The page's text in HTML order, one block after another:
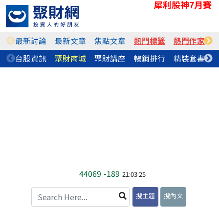
犀利股神7月賽
最新討論 最新文章 焦點文章 熱門標籤 熱門作家
台股資訊
聚財商城 聚財講座 暢銷排行 精裝套書
44069 -189 21:03:25
搜主題 搜內文